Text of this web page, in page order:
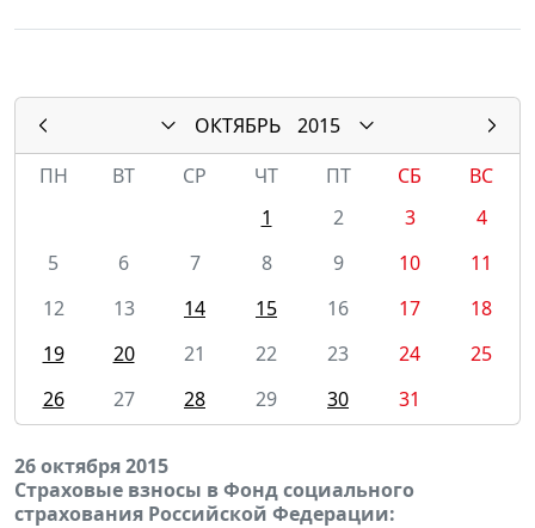
ОКТЯБРЬ
2015
ПН
ВТ СР ЧТ ПТ СБ
ВС
1
2 3
4
5
6 7 8 9 10
11
12
13 14 15 16 17
18
19
20 21 22 23 24
25
26
27 28 29 30 31
26 октября 2015
Страховые взносы в Фонд социального
страхования Российской Федерации: